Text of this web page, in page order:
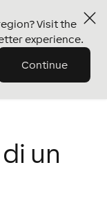
Visit the
experience.
Continue
un